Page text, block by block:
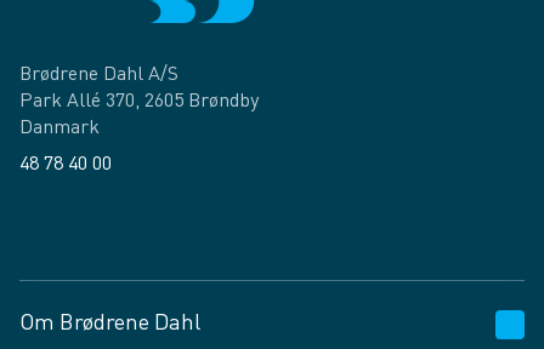
Brødrene Dahl A/S
Park Allé 370, 2605 Brøndby
Danmark
48 78 40 00
Om Brødrene Dahl